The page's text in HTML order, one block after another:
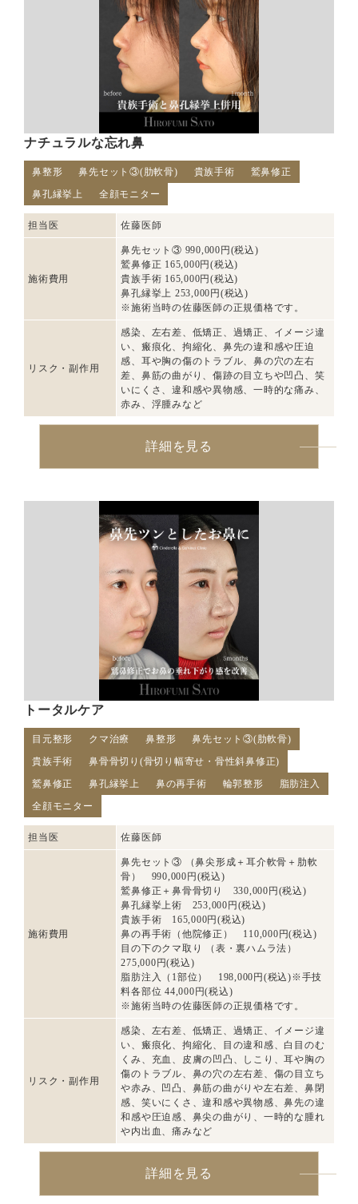
ナチュラルな忘れ鼻
鼻整形 鼻先セット③(肋軟骨) 貴族手術
鷲鼻修正
鼻孔縁挙上
全顔モニター
担当医 佐藤医師
施術費用
鼻先セット③ 990,000円(税込)
鷲鼻修正 165,000円(税込)
貴族手術 165,000円(税込)
鼻孔縁挙上 253,000円(税込)
※施術当時の佐藤医師の正規価格です。
リスク・副作用
感染、左右差、低矯正、過矯正、イメージ違
い、瘢痕化、拘縮化、鼻先の違和感や圧迫
感、耳や胸の傷のトラブル、鼻の穴の左右
差、鼻筋の曲がり、傷跡の目立ちや凹凸、笑
いにくさ、違和感や異物感、一時的な痛み、
赤み、浮腫みなど
詳細を見る
トータルケア
目元整形 クマ治療 鼻整形
鼻先セット③(肋軟骨)
貴族手術
鼻骨骨切り(骨切り幅寄せ・骨性斜鼻修正)
鷲鼻修正
鼻孔縁挙上 鼻の再手術 輪郭整形
脂肪注入
全顔モニター
担当医 佐藤医師
施術費用
鼻先セット③ （鼻尖形成＋耳介軟骨＋肋軟
骨） 990,000円(税込)
鷲鼻修正＋鼻骨骨切り 330,000円(税込)
鼻孔縁挙上術 253,000円(税込)
貴族手術 165,000円(税込)
鼻の再手術（他院修正） 110,000円(税込)
目の下のクマ取り （表・裏ハムラ法）
275,000円(税込)
脂肪注入（1部位） 198,000円(税込)※手技
料各部位 44,000円(税込)
※施術当時の佐藤医師の正規価格です。
リスク・副作用
感染、左右差、低矯正、過矯正、イメージ違
い、瘢痕化、拘縮化、目の違和感、白目のむ
くみ、充血、皮膚の凹凸、しこり、耳や胸の
傷のトラブル、鼻の穴の左右差、傷の目立ち
や赤み、凹凸、鼻筋の曲がりや左右差、鼻閉
感、笑いにくさ、違和感や異物感、鼻先の違
和感や圧迫感、鼻尖の曲がり、一時的な腫れ
や内出血、痛みなど
詳細を見る